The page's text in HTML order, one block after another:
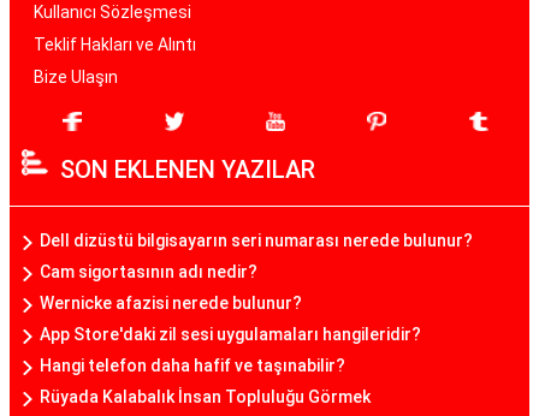
Kullanıcı Sözleşmesi
Teklif Hakları ve Alıntı
Bize Ulaşın
SON EKLENEN YAZILAR
Dell dizüstü bilgisayarın seri numarası nerede bulunur?
Cam sigortasının adı nedir?
Wernicke afazisi nerede bulunur?
App Store'daki zil sesi uygulamaları hangileridir?
Hangi telefon daha hafif ve taşınabilir?
Rüyada Kalabalık İnsan Topluluğu Görmek